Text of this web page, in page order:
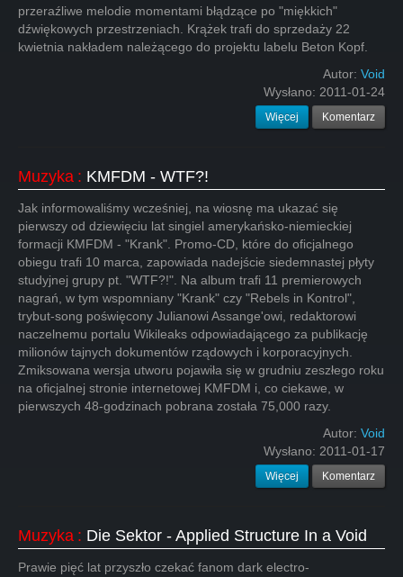
przeraźliwe melodie momentami błądzące po "miękkich"
dźwiękowych przestrzeniach. Krążek trafi do sprzedaży 22
kwietnia nakładem należącego do projektu labelu Beton Kopf.
Autor: Void
Wysłano: 2011-01-24
Więcej Komentarz
Muzyka : KMFDM - WTF?!
Jak informowaliśmy wcześniej, na wiosnę ma ukazać się
pierwszy od dziewięciu lat singiel amerykańsko-niemieckiej
formacji KMFDM - "Krank". Promo-CD, które do oficjalnego
obiegu trafi 10 marca, zapowiada nadejście siedemnastej płyty
studyjnej grupy pt. "WTF?!". Na album trafi 11 premierowych
nagrań, w tym wspomniany "Krank" czy "Rebels in Kontrol",
trybut-song poświęcony Julianowi Assange'owi, redaktorowi
naczelnemu portalu Wikileaks odpowiadającego za publikację
milionów tajnych dokumentów rządowych i korporacyjnych.
Zmiksowana wersja utworu pojawiła się w grudniu zeszłego roku
na oficjalnej stronie internetowej KMFDM i, co ciekawe, w
pierwszych 48-godzinach pobrana została 75,000 razy.
Autor: Void
Wysłano: 2011-01-17
Więcej Komentarz
Muzyka : Die Sektor - Applied Structure In a Void
Prawie pięć lat przyszło czekać fanom dark electro-